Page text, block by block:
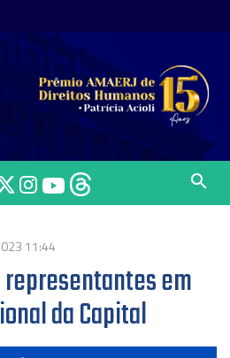
search
11:44
representantes em
da Capital